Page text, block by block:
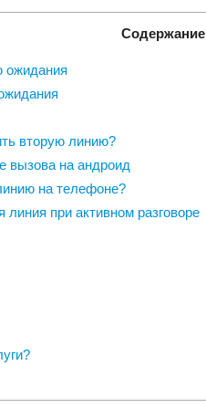
Содержание
ожидания
вторую линию?
вызова на андроид
на телефоне?
линия при активном разговоре